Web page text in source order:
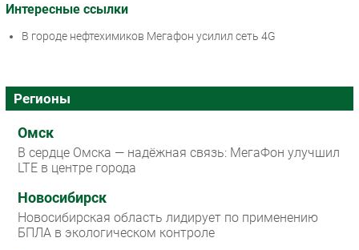
Интересные ссылки
В городе нефтехимиков Мегафон усилил сеть 4G
Регионы
Омск
В сердце Омска — надёжная связь: МегаФон улучшил
LTE в центре города
Новосибирск
Новосибирская область лидирует по применению
БПЛА в экологическом контроле